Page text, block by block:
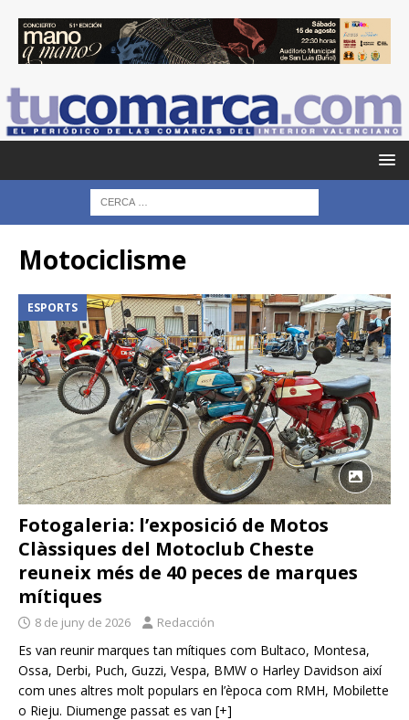
Motociclisme
ESPORTS
Fotogaleria: l’exposició de Motos
Clàssiques del Motoclub Cheste
reuneix més de 40 peces de marques
mítiques
8 de juny de 2026 Redacción
Es van reunir marques tan mítiques com Bultaco, Montesa,
Ossa, Derbi, Puch, Guzzi, Vespa, BMW o Harley Davidson així
com unes altres molt populars en l’època com RMH, Mobilette
o Rieju. Diumenge passat es van [+]